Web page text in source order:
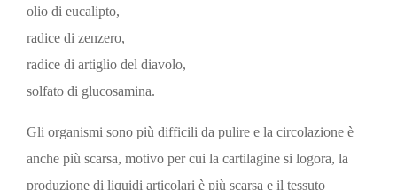
olio di eucalipto,
radice di zenzero,
radice di artiglio del diavolo,
solfato di glucosamina.
Gli organismi sono più difficili da pulire e la circolazione è
anche più scarsa, motivo per cui la cartilagine si logora, la
produzione di liquidi articolari è più scarsa e il tessuto